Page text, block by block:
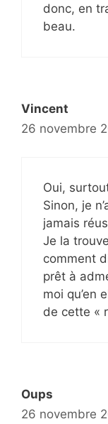
donc, en
beau.
Vincent
26 novembre
Oui,
Sinon, je
jamais
Je la
comment
prêt à
moi qu’en
de cette «
Oups
26 novembre